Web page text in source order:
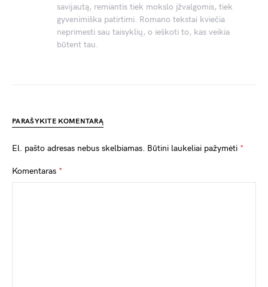
savijautą, remiantis tiek mokslo įžvalgomis, tiek
gyvenimiška patirtimi. Romano tekstai kviečia
neprimesti sau taisyklių, o ieškoti to, kas veikia
būtent tau.
PARAŠYKITE KOMENTARĄ
El. pašto adresas nebus skelbiamas. Būtini laukeliai pažymėti *
Komentaras *